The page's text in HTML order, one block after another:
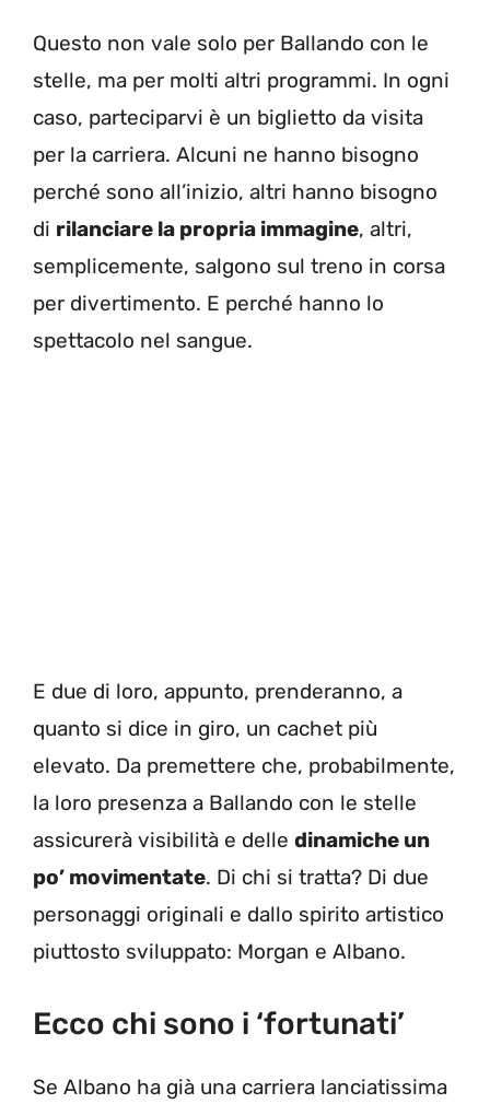
Questo non vale solo per Ballando con le
stelle, ma per molti altri programmi. In ogni
caso, parteciparvi è un biglietto da visita
per la carriera. Alcuni ne hanno bisogno
perché sono all’inizio, altri hanno bisogno
di rilanciare la propria immagine, altri,
semplicemente, salgono sul treno in corsa
per divertimento. E perché hanno lo
spettacolo nel sangue.
E due di loro, appunto, prenderanno, a
quanto si dice in giro, un cachet più
elevato. Da premettere che, probabilmente,
la loro presenza a Ballando con le stelle
assicurerà visibilità e delle dinamiche un
po’ movimentate. Di chi si tratta? Di due
personaggi originali e dallo spirito artistico
piuttosto sviluppato: Morgan e Albano.
Ecco chi sono i ‘fortunati’
Se Albano ha già una carriera lanciatissima